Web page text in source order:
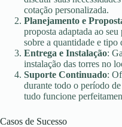
cotação personalizada.
Planejamento e
proposta adaptada ao
sobre a quantidade e tipo
Entrega e Instalação:
instalação das torres no
Suporte Continuado:
durante todo o período
tudo funcione
Casos de Sucesso